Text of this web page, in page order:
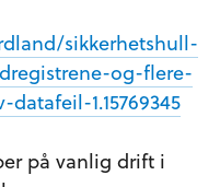
sikkerhetshull-
og-flere-
1.15769345
på vanlig drift i